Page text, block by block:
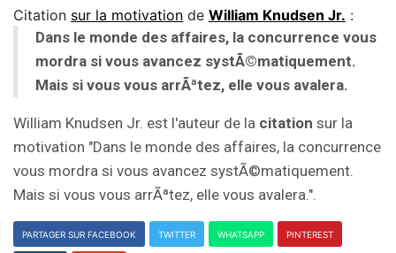
Citation sur la motivation de William Knudsen Jr. :
Dans le monde des affaires, la concurrence vous
mordra si vous avancez systÃ©matiquement.
Mais si vous vous arrÃªtez, elle vous avalera.
William Knudsen Jr. est l'auteur de la citation sur la
motivation "Dans le monde des affaires, la concurrence
vous mordra si vous avancez systÃ©matiquement.
Mais si vous vous arrÃªtez, elle vous avalera.".
PARTAGER SUR FACEBOOK TWITTER WHATSAPP PINTEREST